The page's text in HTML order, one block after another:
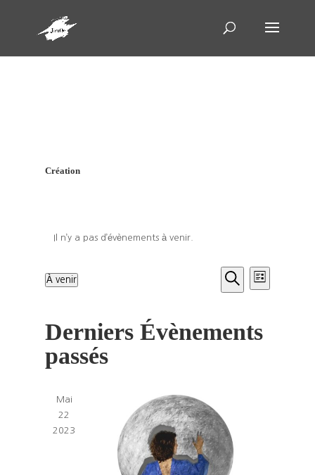
Création
Il n’y a pas d’évènements à venir.
etRecherche
de
Liste
À venir
date.
Derniers Évènements
passés
Mai
22
2023